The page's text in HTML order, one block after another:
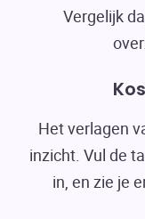
Vergelijk
Het verlagen
inzicht. Vul de
in, en zie je